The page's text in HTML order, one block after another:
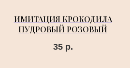
ИМИТАЦИЯ КРОКОДИЛА
ПУДРОВЫЙ РОЗОВЫЙ
35 р.